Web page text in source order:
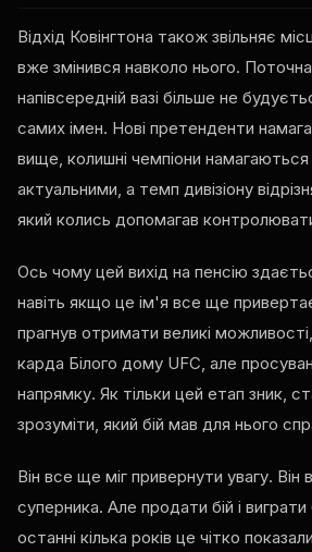
Відхід Ковінгтона також звільняє
вже змінився навколо нього.
напівсередній вазі більше не
самих імен. Нові претенденти
вище, колишні чемпіони
актуальними, а темп дивізіону
який колись допомагав
Ось чому цей вихід на пенсію
навіть якщо це ім'я все ще
прагнув отримати великі
карда Білого дому UFC, але
напрямку. Як тільки цей етап зник,
зрозуміти, який бій мав для нього
Він все ще міг привернути увагу.
суперника. Але продати бій і виграти
останні кілька років це чітко